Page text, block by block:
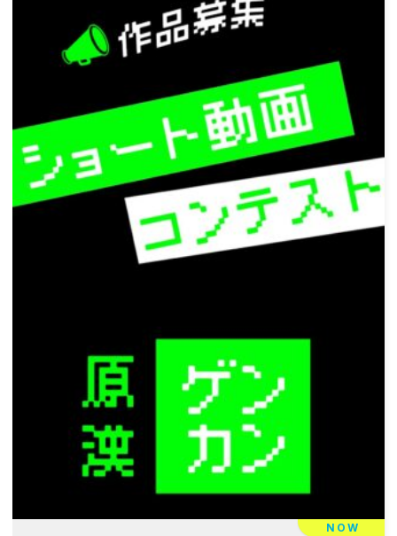
ョ
ン
NOW